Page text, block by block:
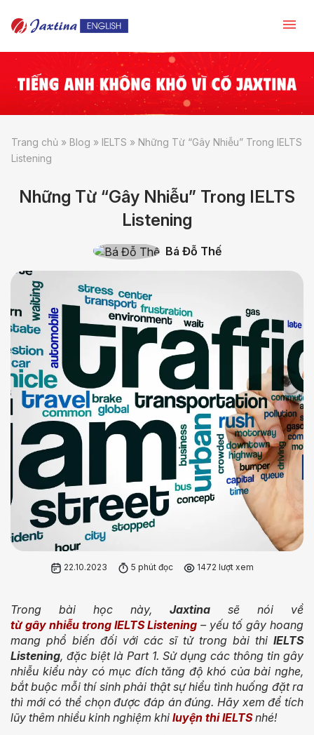
Trang chủ » Blog » IELTS » Những Từ “Gây Nhiễu” Trong IELTS
Listening
Những Từ “Gây Nhiễu” Trong IELTS
Listening
Bá Đỗ Thế
22.10.2023 5 phút đọc 1472 lượt xem
Trong bài học này, Jaxtina sẽ nói về
từ gây nhiễu trong IELTS Listening – yếu tố gây hoang
mang phổ biến đối với các sĩ tử trong bài thi IELTS
Listening, đặc biệt là Part 1. Sử dụng các thông tin gây
nhiễu kiểu này có mục đích tăng độ khó của bài nghe,
bắt buộc mỗi thí sinh phải thật sự hiểu tình huống đặt ra
thì mới có thể chọn được đáp án đúng. Hãy xem để tích
lũy thêm nhiều kinh nghiệm khi luyện thi IELTSnhé!